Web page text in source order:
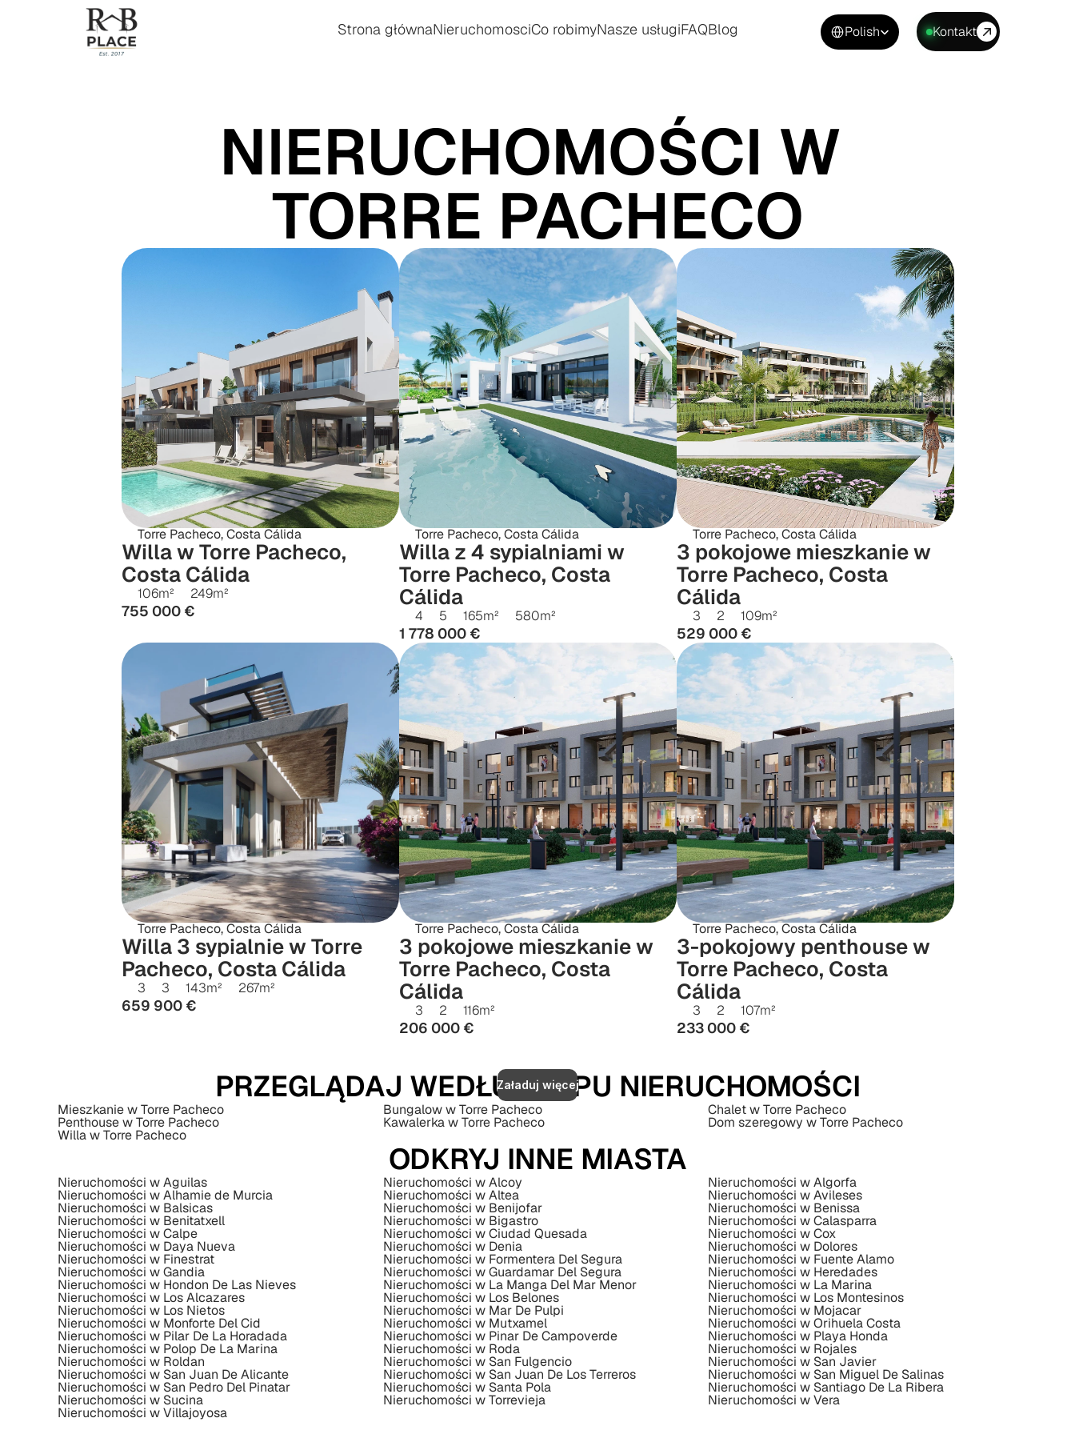
Select Language
Polish Kontakt
Strona głównaNieruchomosciCo robimyNasze usługiFAQBlog
NIERUCHOMOŚCI W
TORRE PACHECO
Torre Pacheco, Costa Cálida
Willa w Torre Pacheco,
Costa Cálida
106m² 249m²
755 000 €
Torre Pacheco, Costa Cálida
Willa z 4 sypialniami w
Torre Pacheco, Costa
Cálida
4 5 165m² 580m²
1 778 000 €
Torre Pacheco, Costa Cálida
3 pokojowe mieszkanie w
Torre Pacheco, Costa
Cálida
3 2 109m²
529 000 €
Torre Pacheco, Costa Cálida
Willa 3 sypialnie w Torre
Pacheco, Costa Cálida
3 3 143m² 267m²
659 900 €
Torre Pacheco, Costa Cálida
3 pokojowe mieszkanie w
Torre Pacheco, Costa
Cálida
3 2 116m²
206 000 €
Torre Pacheco, Costa Cálida
3-pokojowy penthouse w
Torre Pacheco, Costa
Cálida
3 2 107m²
233 000 €
Załaduj więcej
PRZEGLĄDAJ WEDŁUG TYPU NIERUCHOMOŚCI
Mieszkanie w Torre Pacheco
Penthouse w Torre Pacheco
Willa w Torre Pacheco
Bungalow w Torre Pacheco
Kawalerka w Torre Pacheco
Chalet w Torre Pacheco
Dom szeregowy w Torre Pacheco
ODKRYJ INNE MIASTA
Nieruchomości w Aguilas
Nieruchomości w Alhamie de Murcia
Nieruchomości w Balsicas
Nieruchomości w Benitatxell
Nieruchomości w Calpe
Nieruchomości w Daya Nueva
Nieruchomości w Finestrat
Nieruchomości w Gandia
Nieruchomości w Hondon De Las Nieves
Nieruchomości w Los Alcazares
Nieruchomości w Los Nietos
Nieruchomości w Monforte Del Cid
Nieruchomości w Pilar De La Horadada
Nieruchomości w Polop De La Marina
Nieruchomości w Roldan
Nieruchomości w San Juan De Alicante
Nieruchomości w San Pedro Del Pinatar
Nieruchomości w Sucina
Nieruchomości w Villajoyosa
Nieruchomości w Alcoy
Nieruchomości w Altea
Nieruchomości w Benijofar
Nieruchomości w Bigastro
Nieruchomości w Ciudad Quesada
Nieruchomości w Denia
Nieruchomości w Formentera Del Segura
Nieruchomości w Guardamar Del Segura
Nieruchomości w La Manga Del Mar Menor
Nieruchomości w Los Belones
Nieruchomości w Mar De Pulpi
Nieruchomości w Mutxamel
Nieruchomości w Pinar De Campoverde
Nieruchomości w Roda
Nieruchomości w San Fulgencio
Nieruchomości w San Juan De Los Terreros
Nieruchomości w Santa Pola
Nieruchomości w Torrevieja
Nieruchomości w Algorfa
Nieruchomości w Avileses
Nieruchomości w Benissa
Nieruchomości w Calasparra
Nieruchomości w Cox
Nieruchomości w Dolores
Nieruchomości w Fuente Alamo
Nieruchomości w Heredades
Nieruchomości w La Marina
Nieruchomości w Los Montesinos
Nieruchomości w Mojacar
Nieruchomości w Orihuela Costa
Nieruchomości w Playa Honda
Nieruchomości w Rojales
Nieruchomości w San Javier
Nieruchomości w San Miguel De Salinas
Nieruchomości w Santiago De La Ribera
Nieruchomości w Vera